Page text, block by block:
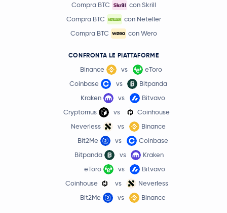
Compra BTC
con Skrill
Compra BTC
con Neteller
Compra BTC
con Wero
CONFRONTA LE PIATTAFORME
Binance vs
eToro
Coinbase
vs
Bitpanda
Kraken
vs
Bitvavo
Cryptomus
vs
Coinhouse
Neverless
vs
Binance
Bit2Me
vs
Coinbase
Bitpanda
vs
Kraken
eToro
vs
Bitvavo
Coinhouse
vs
Neverless
Bit2Me
vs Binance